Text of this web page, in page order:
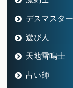
デスマスター
遊び人
天地雷鳴士
占い師